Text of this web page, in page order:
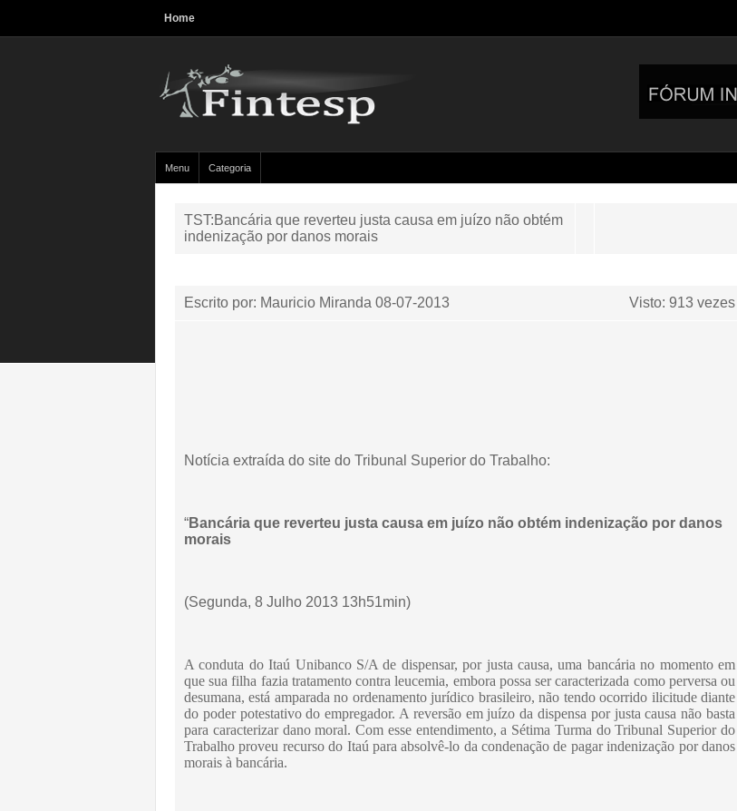
Home
Menu Categoria
TST:Bancária que reverteu justa causa em juízo não obtém
indenização por danos morais
Escrito por: Mauricio Miranda 08-07-2013 Visto: 913 vezes
Notícia extraída do site do Tribunal Superior do Trabalho:
“Bancária que reverteu justa causa em juízo não obtém indenização por danos
morais
(Segunda, 8 Julho 2013 13h51min)
A conduta do Itaú Unibanco S/A de dispensar, por justa causa, uma bancária no momento em
que sua filha fazia tratamento contra leucemia, embora possa ser caracterizada como perversa ou
desumana, está amparada no ordenamento jurídico brasileiro, não tendo ocorrido ilicitude diante
do poder potestativo do empregador. A reversão em juízo da dispensa por justa causa não basta
para caracterizar dano moral. Com esse entendimento, a Sétima Turma do Tribunal Superior do
Trabalho proveu recurso do Itaú para absolvê-lo da condenação de pagar indenização por danos
morais à bancária.